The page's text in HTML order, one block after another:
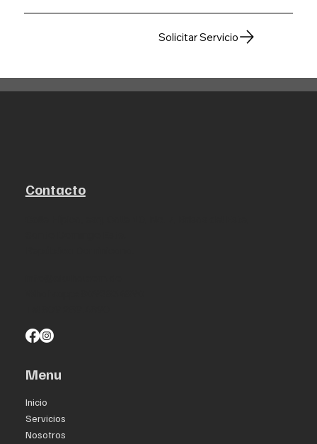
Solicitar Servicio
Contacto
Menu
Inicio
Servicios
Nosotros